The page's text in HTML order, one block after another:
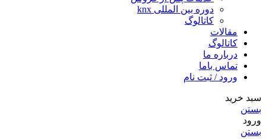
دوره بین المللی knx
کاتالوگ
مقالات
کاتالوگ
درباره ما
تماس باما
ورود / ثبت نام
سبد خرید
بستن
ورود
بستن